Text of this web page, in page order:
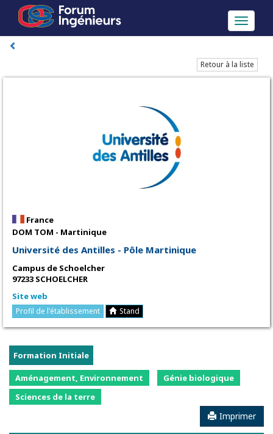
Toggle
Retour à la liste
France
DOM TOM - Martinique
Université des Antilles - Pôle Martinique
Campus de Schoelcher
97233 SCHOELCHER
Site web
Profil de l'établissement Stand
Formation Initiale
Aménagement, Environnement
Génie biologique
Sciences de la terre
Imprimer